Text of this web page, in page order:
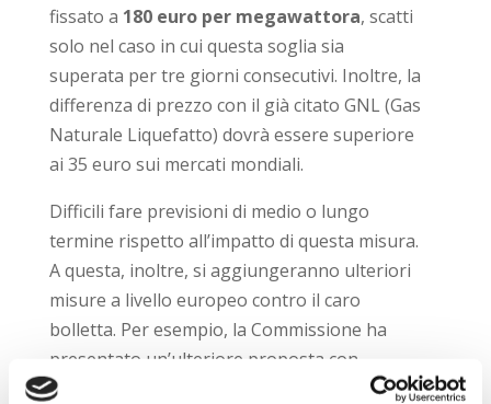
fissato a 180 euro per megawattora, scatti
solo nel caso in cui questa soglia sia
superata per tre giorni consecutivi. Inoltre, la
differenza di prezzo con il già citato GNL (Gas
Naturale Liquefatto) dovrà essere superiore
ai 35 euro sui mercati mondiali.
Difficili fare previsioni di medio o lungo
termine rispetto all’impatto di questa misura.
A questa, inoltre, si aggiungeranno ulteriori
misure a livello europeo contro il caro
bolletta. Per esempio, la Commissione ha
presentato un’ulteriore proposta con
l’obiettivo di evitare che l’aumento dei prezzi